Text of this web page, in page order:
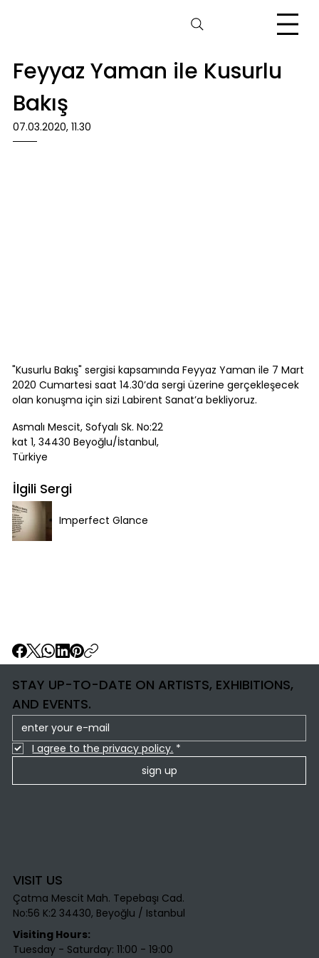
Feyyaz Yaman ile Kusurlu
Bakış
07.03.2020, 11.30
"Kusurlu Bakış" sergisi kapsamında Feyyaz Yaman ile 7 Mart
2020 Cumartesi saat 14.30’da sergi üzerine gerçekleşecek
olan konuşma için sizi Labirent Sanat’a bekliyoruz.
Asmalı Mescit, Sofyalı Sk. No:22
kat 1, 34430 Beyoğlu/İstanbul,
Türkiye
İlgili Sergi
Imperfect Glance
VISIT US
Çatma Mescit Mah. Tepebaşı Cad.
No:56 K:2 34430, Beyoğlu / Istanbul​
Visiting Hours:
Tuesday - Saturday: 11:00 - 19:00
STAY UP-TO-DATE ON ARTISTS, EXHIBITIONS,
AND EVENTS.
I agree to the privacy policy. *
sign up